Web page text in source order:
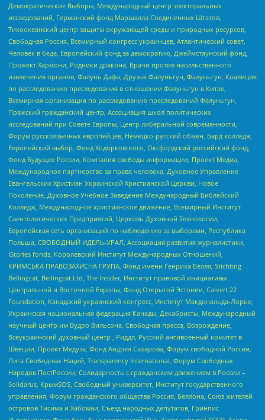
Демократические Выборы, Международный центр электоральных
исследований, Германский фонд Маршалла Соединенных Штатов,
Тихоокеанский центр защиты окружающей среды и природных ресурсов,
Свободная Россия, Всемирный конгресс украинцев, Атлантический совет,
Человек в беде, Европейский фонд за демократию, Джеймстаунский фонд,
Прожект Хармони, Родники дракона, Врачи против насильственного
извлечения органов, Фалунь Дафа, Друзья Фалуньгун, Фалуньгун, Коалиция
по расследованию преследования в отношении Фалуньгун в Китае,
Всемирная организация по расследованию преследований Фалуньгун,
Пражский гражданский центр, Ассоциация школ политических
исследований при Совете Европы, Центр либеральной современности,
Форум русскоязычных европейцев, Немецко-русский обмен, Бард колледж,
Европейский выбор, Фонд Ходорковского, Оксфордский российский фонд,
Фонд Будущее России, Компания свободы информации, Проект Медиа,
Международное партнерство за права человека, Духовное Управление
Евангельских Христиан Украинской Христианской Церкви, Новое
Поколение, Духовное Учебное Заведение Международный Библейский
Колледж, Международное христианское движение, Всемирный Институт
Саентологических Предприятий, Церковь Духовной Технологии,
Европейская сеть организаций по наблюдению за выборами, Республика
Польша, СВОБОДНЫЙ ИДЕЛЬ-УРАЛ, Ассоциация развития журналистики,
IStories fonds, Королевский Институт Международных Отношений,
КРИМСЬКА ПРАВОЗАХИСНА ГРУПА, Фонд имени Генриха Бёлля, Stichting
Bellingcat, Bellingcat Ltd, The Insider, Институт правовой инициативы
Центральной и Восточной Европы, Фонд Открытой Эстонии, Calvert 22
Foundation, Канадский украинский конгресс, Институт Макдональда-Лорье,
Украинская национальная федерация Канады, Декабристы, Международный
научный центр им Вудро Вильсона, Свободная пресса, Возрождение,
Всеукраинский духовный центр , Риддл, Русский антивоенный комитет в
Швеции, Проект Медуза, Фонд Андрея Сахарова, Форум свободной России,
Лига Свободных Наций, Transparеncy International, Форум Свободных
Народов ПостРоссии, Солидарность с гражданским движением в России –
Solidarus, КрымSOS, Свободный университет, Институт государственного
управления, Форум гражданского общества Россия, Беллона, Союз жителей
островов Тисима и Хабомаи, Съезд народных депутатов, Гринпис